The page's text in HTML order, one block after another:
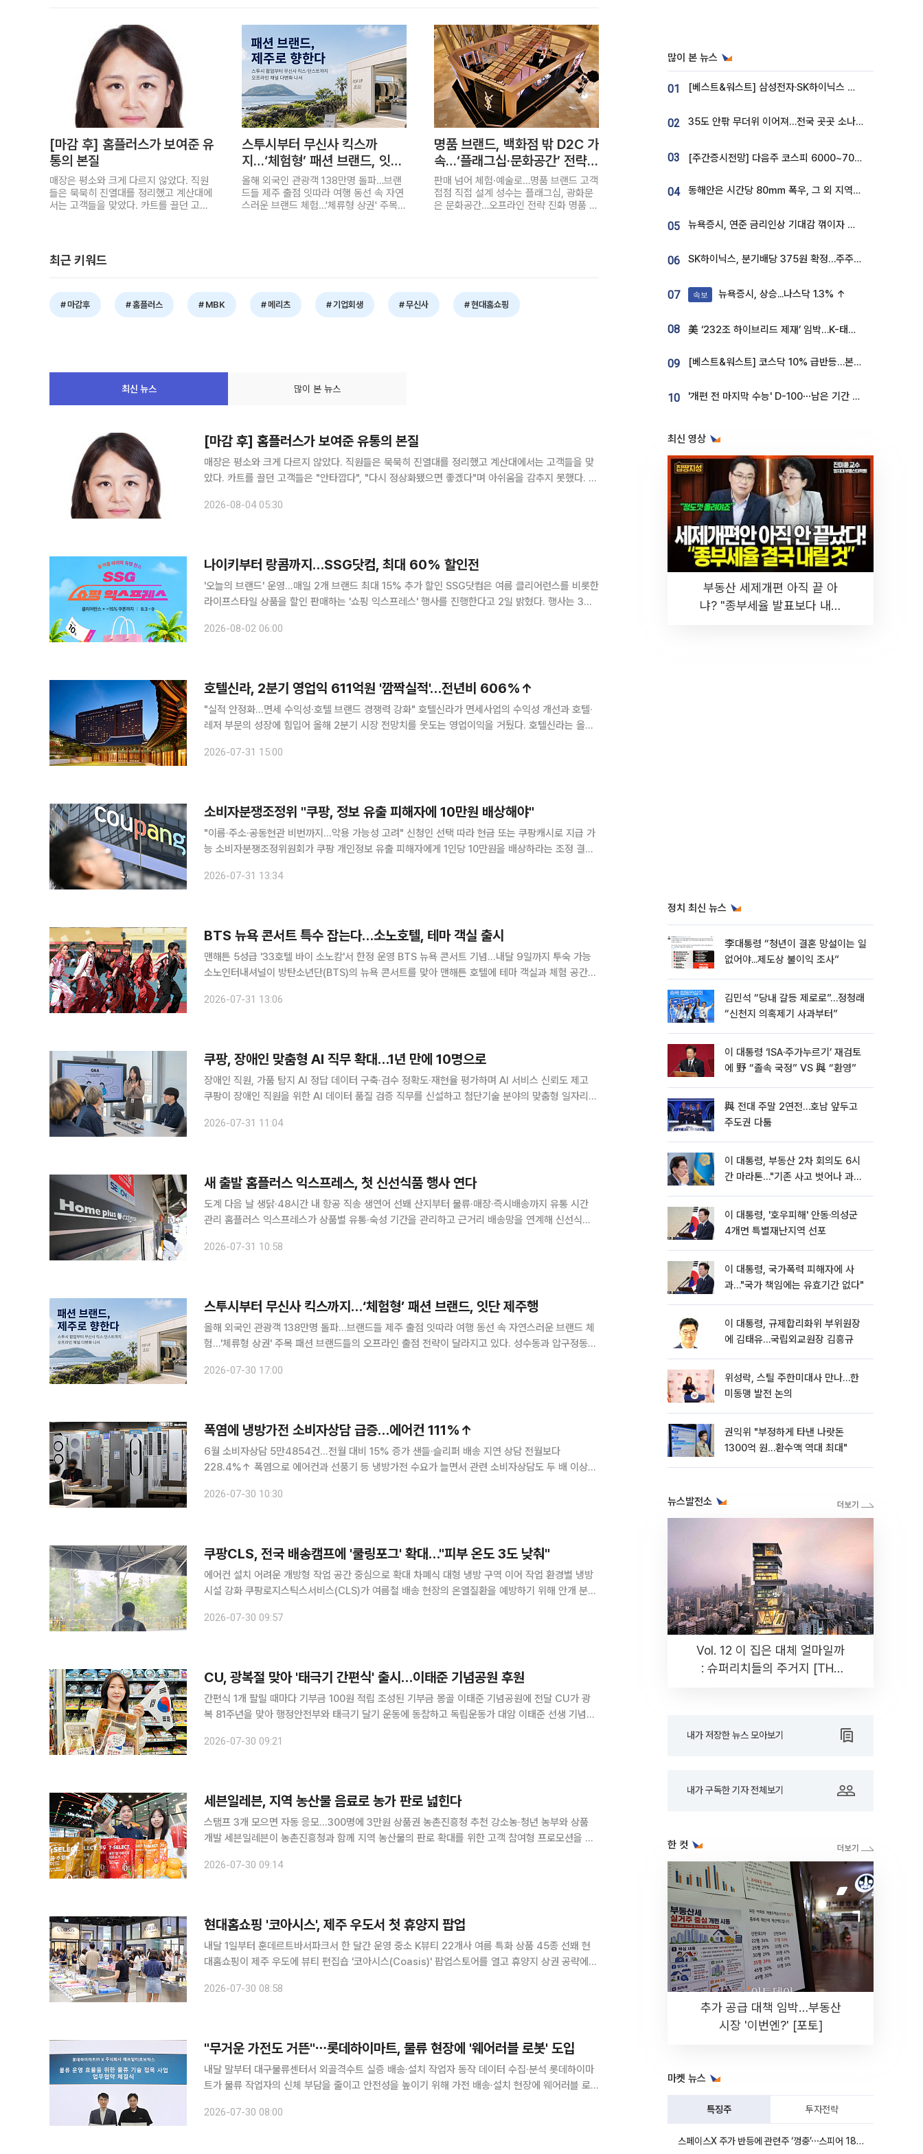
[마감 후] 홈플러스가 보여준 유
통의 본질
매장은 평소와 크게 다르지 않았다. 직원
들은 묵묵히 진열대를 정리했고 계산대에
서는 고객들을 맞았다. 카트를 끌던 고객
다. 언제 다시 문을 열 수 있을지 누구도
답을 하지 못했다. 지난달 11일, 임시휴업
점의 모습이다. 겉으로는 평소와 다르지
않은 풍경이었다. 하지만 그 안에서 마주
한 사람들의 마음은 달랐다. 고객에게는
스투시부터 무신사 킥스까
지…‘체험형’ 패션 브랜드, 잇단
제주행
올해 외국인 관광객 138만명 돌파…브랜
드들 제주 출점 잇따라 여행 동선 속 자연
스러운 브랜드 체험…'체류형 상권' 주목
합한 새로운 오프라인 전략의 거점으로
제주가 떠오르고 있는 것이다. 30일 유통
업계에 따르면 글로벌 스트리트 브랜드
명품 브랜드, 백화점 밖 D2C 가
속…‘플래그십·문화공간’ 전략
눈길
판매 넘어 체험·예술로…명품 브랜드 고객
접점 직접 설계 성수는 플래그십, 광화문
은 문화공간…오프라인 전략 진화 명품 브
직접 판매) 전략이 본격화하는 모습이다.
29일 유통업계에 따르면 입생로랑뷰티는
9월 서울 성수동에 '입생로랑뷰티 부띠
최근 키워드
마감후 홈플러스 MBK 메리츠 기업회생 무신사 현대홈쇼핑
최신 뉴스 많이 본 뉴스
[마감 후] 홈플러스가 보여준 유통의 본질
매장은 평소와 크게 다르지 않았다. 직원들은 묵묵히 진열대를 정리했고 계산대에서는 고객들을 맞
았다. 카트를 끌던 고객들은 "안타깝다", "다시 정상화됐으면 좋겠다"며 아쉬움을 감추지 못했다. 가
했다. 지난달 11일, 임시휴업을 앞둔 마지막 주말 찾은 홈플러스 금천점의 모습이다. 겉으로는 평소
2026-08-04 05:30
나이키부터 랑콤까지…SSG닷컴, 최대 60% 할인전
'오늘의 브랜드' 운영…매일 2개 브랜드 최대 15% 추가 할인 SSG닷컴은 여름 클리어런스를 비롯한
라이프스타일 상품을 할인 판매하는 '쇼핑 익스프레스' 행사를 진행한다고 2일 밝혔다. 행사는 3일
헤지스·스톤헨지 등 잡화는 최대 60% 할인한다. 랑콤은 대표 상품 구매 시 본품 용량 상당의 샘플
2026-08-02 06:00
호텔신라, 2분기 영업익 611억원 '깜짝실적'…전년비 606%↑
"실적 안정화…면세 수익성·호텔 브랜드 경쟁력 강화" 호텔신라가 면세사업의 수익성 개선과 호텔·
레저 부문의 성장에 힘입어 올해 2분기 시장 전망치를 웃도는 영업이익을 거뒀다. 호텔신라는 올해
공시했다. 증권가 전망치인 552억원을 10.7% 웃도는 성적이다. 같은 기간 매출은 9718억원으로
2026-07-31 15:00
소비자분쟁조정위 "쿠팡, 정보 유출 피해자에 10만원 배상해야"
"이름·주소·공동현관 비번까지…악용 가능성 고려" 신청인 선택 따라 현금 또는 쿠팡캐시로 지급 가
능 소비자분쟁조정위원회가 쿠팡 개인정보 유출 피해자에게 1인당 10만원을 배상하라는 조정 결정
는 "개인정보 유출 피해를 본 소비자 50명이 제기한 집단분쟁조정 신청을 심의한 결과 쿠팡이 신청
2026-07-31 13:34
BTS 뉴욕 콘서트 특수 잡는다…소노호텔, 테마 객실 출시
맨해튼 5성급 '33호텔 바이 소노캄'서 한정 운영 BTS 뉴욕 콘서트 기념…내달 9일까지 투숙 가능
소노인터내셔널이 방탄소년단(BTS)의 뉴욕 콘서트를 맞아 맨해튼 호텔에 테마 객실과 체험 공간을
리랑-뉴욕(S THE CITY ARIRANG-NEW YORK)' 전용 객실 패키지를 선보인다고 31일 밝혔다.
2026-07-31 13:06
쿠팡, 장애인 맞춤형 AI 직무 확대…1년 만에 10명으로
장애인 직원, 가품 탐지 AI 정답 데이터 구축·검수 정확도·재현율 평가하며 AI 서비스 신뢰도 제고
쿠팡이 장애인 직원을 위한 AI 데이터 품질 검증 직무를 신설하고 첨단기술 분야의 맞춤형 일자리를
명이 근무하고 있다고 31일 밝혔다. 이들은 가품 탐지에 사용되는 외부 AI 모델의 성능을 평가하기
2026-07-31 11:04
새 출발 홈플러스 익스프레스, 첫 신선식품 행사 연다
도계 다음 날 생닭·48시간 내 항공 직송 생연어 선봬 산지부터 물류·매장·즉시배송까지 유통 시간
관리 홈플러스 익스프레스가 상품별 유통·숙성 기간을 관리하고 근거리 배송망을 연계해 신선식품
림 끝! 신선함 시작!'을 진행한다고 31일 밝혔다. 행사에서는 도계 다음 날 판매하는 생닭과 48시간
2026-07-31 10:58
스투시부터 무신사 킥스까지…‘체험형’ 패션 브랜드, 잇단 제주행
올해 외국인 관광객 138만명 돌파…브랜드들 제주 출점 잇따라 여행 동선 속 자연스러운 브랜드 체
험…'체류형 상권' 주목 패션 브랜드들의 오프라인 출점 전략이 달라지고 있다. 성수동과 압구정동
한 '체험형 리테일' 경쟁에 나서고 있다. 관광과 쇼핑, 브랜드 경험을 결합한 새로운 오프라인 전략의
2026-07-30 17:00
폭염에 냉방가전 소비자상담 급증…에어컨 111%↑
6월 소비자상담 5만4854건…전월 대비 15% 증가 샌들·슬리퍼 배송 지연 상담 전월보다
228.4%↑ 폭염으로 에어컨과 선풍기 등 냉방가전 수요가 늘면서 관련 소비자상담도 두 배 이상
소비자원은 지난달 1372소비자상담센터에 접수된 소비자상담이 총 5만4854건으로 집계됐다고
2026-07-30 10:30
쿠팡CLS, 전국 배송캠프에 '쿨링포그' 확대…"피부 온도 3도 낮춰"
에어컨 설치 어려운 개방형 작업 공간 중심으로 확대 차폐식 대형 냉방 구역 이어 작업 환경별 냉방
시설 강화 쿠팡로지스틱스서비스(CLS)가 여름철 배송 현장의 온열질환을 예방하기 위해 안개 분사
미터(μm) 이하의 미세 물입자를 안개처럼 분사해 주변 열을 낮추는 장치다. CLS가 쿨링포그 가동
2026-07-30 09:57
CU, 광복절 맞아 '태극기 간편식' 출시…이태준 기념공원 후원
간편식 1개 팔릴 때마다 기부금 100원 적립 조성된 기부금 몽골 이태준 기념공원에 전달 CU가 광
복 81주년을 맞아 행정안전부와 태극기 달기 운동에 동참하고 독립운동가 대암 이태준 선생 기념공
보인다. 고추장 불고기 정식과 마늘쫑 한돈 불고기 김밥, 한돈 불고기 샌드로 구성했다. 상품 전면에
2026-07-30 09:21
세븐일레븐, 지역 농산물 음료로 농가 판로 넓힌다
스탬프 3개 모으면 자동 응모…300명에 3만원 상품권 농촌진흥청 추천 강소농·청년 농부와 상품
개발 세븐일레븐이 농촌진흥청과 함께 지역 농산물의 판로 확대를 위한 고객 참여형 프로모션을 진
벤트를 한다고 30일 밝혔다. 행사 상품을 구매하고 세븐앱에서 엘포인트를 적립하면 스탬프 1개가
2026-07-30 09:14
현대홈쇼핑 '코아시스', 제주 우도서 첫 휴양지 팝업
내달 1일부터 훈데르트바서파크서 한 달간 운영 중소 K뷰티 22개사 여름 특화 상품 45종 선봬 현
대홈쇼핑이 제주 우도에 뷰티 편집숍 '코아시스(Coasis)' 팝업스토어를 열고 휴양지 상권 공략에
크'에서 코아시스 팝업스토어를 운영한다고 30일 밝혔다. 코아시스가 백화점과 아울렛을 벗어나 관
2026-07-30 08:58
"무거운 가전도 거뜬"⋯롯데하이마트, 물류 현장에 '웨어러블 로봇' 도입
내달 말부터 대구물류센터서 외골격수트 실증 배송·설치 작업자 동작 데이터 수집·분석 롯데하이마
트가 물류 작업자의 신체 부담을 줄이고 안전성을 높이기 위해 가전 배송·설치 현장에 웨어러블 로
공동 실증 및 상용화를 위한 업무협약을 체결했다고 30일 밝혔다. 협약식에는 신현채 롯데하이마트
2026-07-30 08:00
많이 본 뉴스
01 [베스트&워스트] 삼성전자·SK하이닉스 밀린 한 주…상상인증권은 85% 급등
02 35도 안팎 무더위 이어져…전국 곳곳 소나기 [오늘 날씨]
03 [주간증시전망] 다음주 코스피 6000~7000⋯“外人 수급은 정책이 변수”
04 동해안은 시간당 80㎜ 폭우, 그 외 지역은 폭염…‘극과 극 날씨’
05 뉴욕증시, 연준 금리인상 기대감 꺾이자 상승...S&P500 사상 최고치 [종합]
06 SK하이닉스, 분기배당 375원 확정…주주환원책 9월로 앞당겨 발표
07 속보 뉴욕증시, 상승...나스닥 1.3% ↑
08 美 ‘232조 하이브리드 제재’ 임박…K-태양광, 불확실성 털고 날개 다나
09 [베스트&워스트] 코스닥 10% 급반등…본느, 최대주주 변경 기대에 270% 폭등
10 '개편 전 마지막 수능' D-100⋯남은 기간 성적 올릴 전략은
최신 영상
부동산 세제개편 아직 끝 아
냐? "종부세율 발표보다 내릴
정치 최신 뉴스
李대통령 “청년이 결혼 망설이는 일
없어야...제도상 불이익 조사”
김민석 “당내 갈등 제로로”…정청래
“신천지 의혹제기 사과부터”
이 대통령 ‘ISA·주가누르기’ 재검토
에 野 “졸속 국정” VS 與 “환영”
與 전대 주말 2연전…호남 앞두고
주도권 다툼
이 대통령, 부동산 2차 회의도 6시
간 마라톤…"기존 사고 벗어나 과감
이 대통령, '호우피해' 안동·의성군
4개면 특별재난지역 선포
이 대통령, 국가폭력 피해자에 사
과…"국가 책임에는 유효기간 없다"
이 대통령, 규제합리화위 부위원장
에 김태유…국립외교원장 김흥규
위성락, 스틸 주한미대사 만나…한
미동맹 발전 논의
권익위 "부정하게 타낸 나랏돈
1300억 원…환수액 역대 최대"
뉴스발전소
Vol. 12 이 집은 대체 얼마일까
: 슈퍼리치들의 주거지 [THE
내가 저장한 뉴스 모아보기
내가 구독한 기자 전체보기
한 컷
추가 공급 대책 임박…부동산
시장 '이번엔?' [포토]
마켓 뉴스
특징주 투자전략
스페이스X 주가 반등에 관련주 ‘껑충’⋯스피어 18%ㆍ에이치브이엠 12%↑